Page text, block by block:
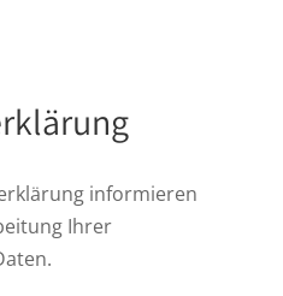
informieren
Ihrer